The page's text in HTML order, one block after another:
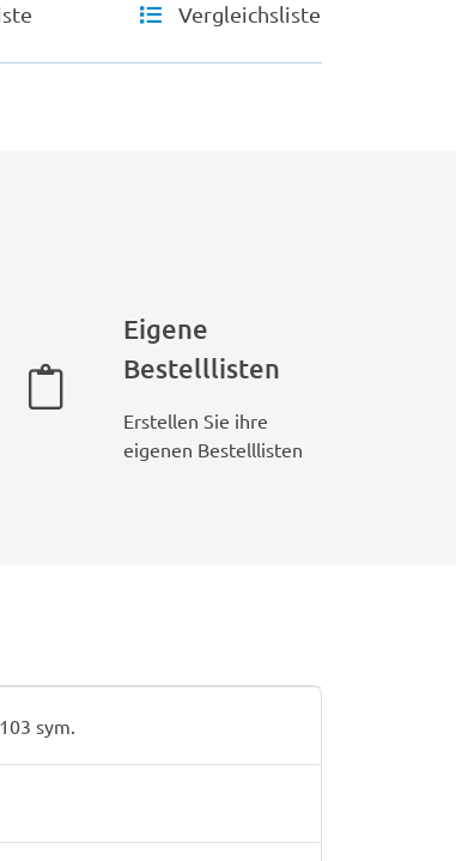
Vergleichsliste
Eigene
Bestelllisten
Erstellen Sie ihre
eigenen Bestelllisten
sym.